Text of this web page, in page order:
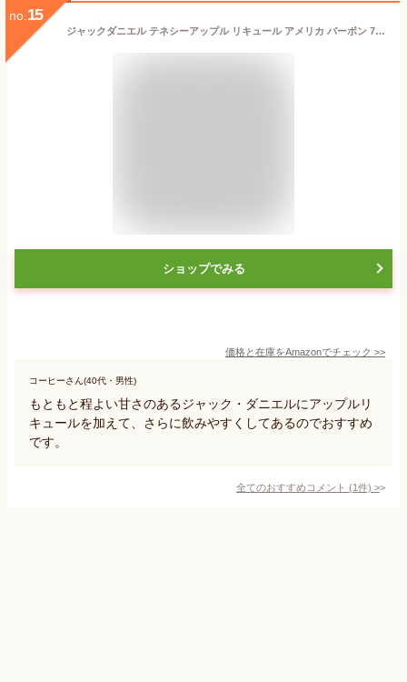
no. 15
ジャックダニエル テネシーアップル リキュール アメリカ バーボン 700ml【正規品】
ショップでみる
価格と在庫をAmazonでチェック >>
コーヒーさん(40代・男性)
もともと程よい甘さのあるジャック・ダニエルにアップルリ
キュールを加えて、さらに飲みやすくしてあるのでおすすめ
です。
全てのおすすめコメント (1件) >